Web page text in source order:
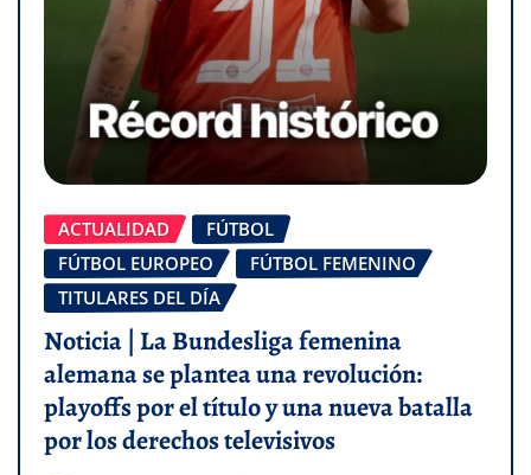
ACTUALIDAD
FÚTBOL
FÚTBOL EUROPEO
FÚTBOL FEMENINO
TITULARES DEL DÍA
Noticia | La Bundesliga femenina
alemana se plantea una revolución:
playoffs por el título y una nueva batalla
por los derechos televisivos